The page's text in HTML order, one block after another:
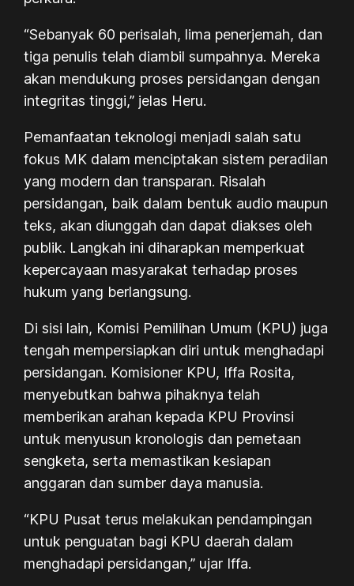
“Sebanyak 60 perisalah, lima penerjemah, dan
tiga penulis telah diambil sumpahnya. Mereka
akan mendukung proses persidangan dengan
integritas tinggi,” jelas Heru.
Pemanfaatan teknologi menjadi salah satu
fokus MK dalam menciptakan sistem peradilan
yang modern dan transparan. Risalah
persidangan, baik dalam bentuk audio maupun
teks, akan diunggah dan dapat diakses oleh
publik. Langkah ini diharapkan memperkuat
kepercayaan masyarakat terhadap proses
hukum yang berlangsung.
Di sisi lain, Komisi Pemilihan Umum (KPU) juga
tengah mempersiapkan diri untuk menghadapi
persidangan. Komisioner KPU, Iffa Rosita,
menyebutkan bahwa pihaknya telah
memberikan arahan kepada KPU Provinsi
untuk menyusun kronologis dan pemetaan
sengketa, serta memastikan kesiapan
anggaran dan sumber daya manusia.
“KPU Pusat terus melakukan pendampingan
untuk penguatan bagi KPU daerah dalam
menghadapi persidangan,” ujar Iffa.